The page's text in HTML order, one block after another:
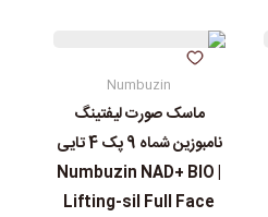
Numbuzin
ماسک صورت لیفتینگ
نامبوزین شماه 9 پک 4 تایی
| Numbuzin NAD+ BIO
Lifting-sil Full Face